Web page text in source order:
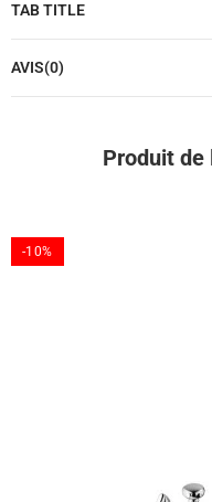
TAB TITLE
AVIS(0)
Produit de
-10%